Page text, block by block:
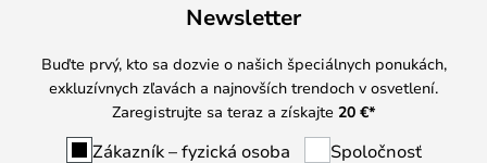
Newsletter
Buďte prvý, kto sa dozvie o našich špeciálnych ponukách,
exkluzívnych zľavách a najnovších trendoch v osvetlení.
Zaregistrujte sa teraz a získajte 20 €*
Zákazník – fyzická osoba Spoločnosť